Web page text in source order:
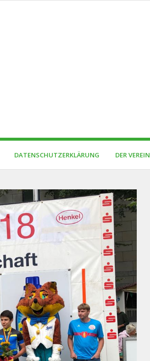
DATENSCHUTZERKLÄRUNG DER VEREIN